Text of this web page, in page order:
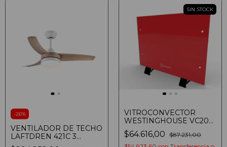
-26%
VENTILADOR DE TECHO
LAFTDREN 421C 3
VELOCIDADES LED 24W
SIN STOCK
VITROCONVECTOR
WESTINGHOUSE VC20
2000W CALEFACTOR
ROJO
$64.616,00 $87.231,00